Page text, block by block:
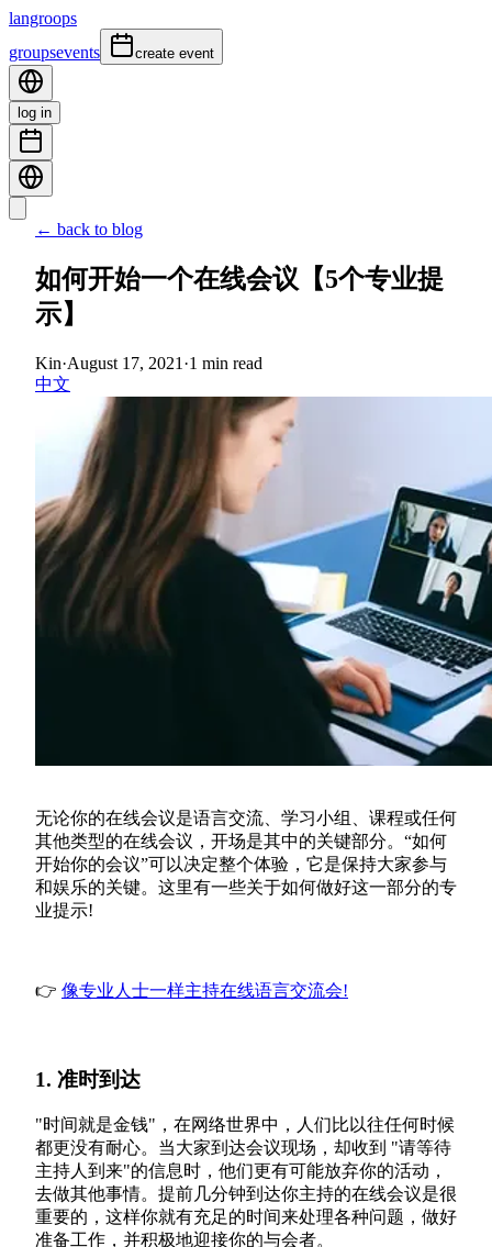
langroops
groupsevents create event
log in
← back to blog
如何开始一个在线会议【5个专业提
示】
Kin·August 17, 2021 ·1 min read
中文
无论你的在线会议是语言交流、学习小组、课程或任何
其他类型的在线会议，开场是其中的关键部分。“如何
开始你的会议”可以决定整个体验，它是保持大家参与
和娱乐的关键。这里有一些关于如何做好这一部分的专
业提示!
👉 像专业人士一样主持在线语言交流会!
1. 准时到达
"时间就是金钱"，在网络世界中，人们比以往任何时候
都更没有耐心。当大家到达会议现场，却收到 "请等待
主持人到来"的信息时，他们更有可能放弃你的活动，
去做其他事情。提前几分钟到达你主持的在线会议是很
重要的，这样你就有充足的时间来处理各种问题，做好
准备工作，并积极地迎接你的与会者。